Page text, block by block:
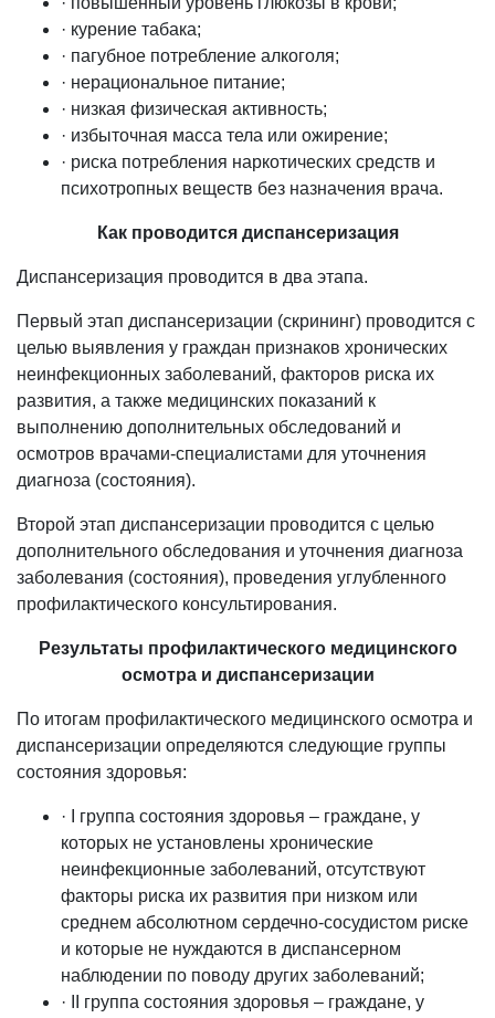
· курение табака;
· пагубное потребление алкоголя;
· нерациональное питание;
· низкая физическая активность;
· избыточная масса тела или ожирение;
· риска потребления наркотических средств и
психотропных веществ без назначения врача.
Как проводится диспансеризация
Диспансеризация проводится в два этапа.
Первый этап диспансеризации (скрининг) проводится с
целью выявления у граждан признаков хронических
неинфекционных заболеваний, факторов риска их
развития, а также медицинских показаний к
выполнению дополнительных обследований и
осмотров врачами-специалистами для уточнения
диагноза (состояния).
Второй этап диспансеризации проводится с целью
дополнительного обследования и уточнения диагноза
заболевания (состояния), проведения углубленного
профилактического консультирования.
Результаты профилактического медицинского
осмотра и диспансеризации
По итогам профилактического медицинского осмотра и
диспансеризации определяются следующие группы
состояния здоровья:
· I группа состояния здоровья – граждане, у
которых не установлены хронические
неинфекционные заболеваний, отсутствуют
факторы риска их развития при низком или
среднем абсолютном сердечно-сосудистом риске
и которые не нуждаются в диспансерном
наблюдении по поводу других заболеваний;
· II группа состояния здоровья – граждане, у